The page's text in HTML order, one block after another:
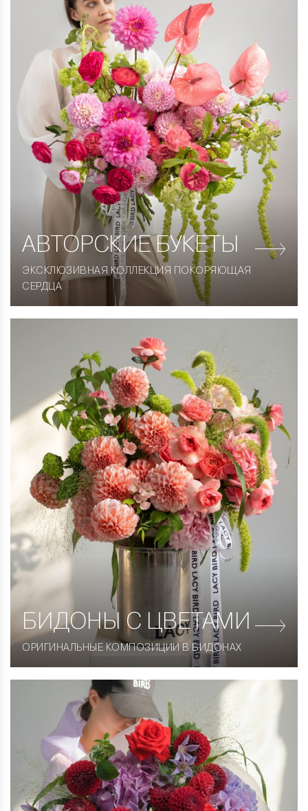
АВТОРСКИЕБУКЕТЫ
ЭКСКЛЮЗИВНАЯ КОЛЛЕКЦИЯ ПОКОРЯЮЩАЯ
СЕРДЦА
БИДОНЫ С ЦВЕТАМИ
ОРИГИНАЛЬНЫЕ КОМПОЗИЦИИ В БИДОНАХ